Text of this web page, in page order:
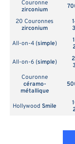
Couronne
zirconium
20 Couronnes
zirconium
All-on-4 (simple)
All-on-6 (simple)
Couronne
céramo-
métallique
Hollywood Smile